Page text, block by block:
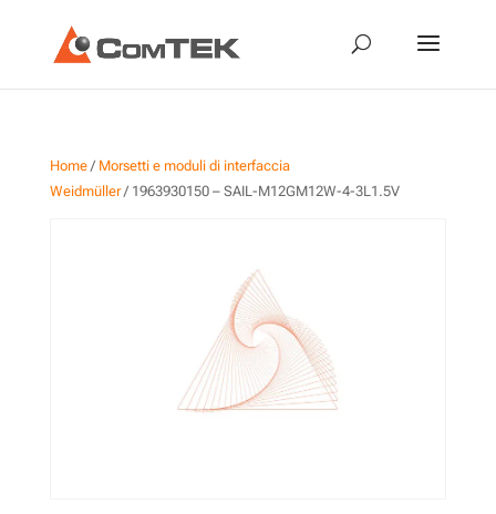
Home/ Morsetti e moduli di interfaccia
Weidmüller/ 1963930150 – SAIL-M12GM12W-4-3L1.5V